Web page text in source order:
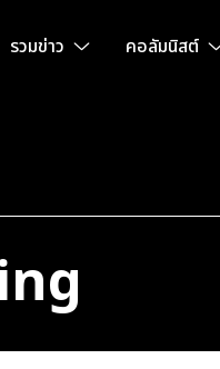
รวมข่าว คอลัมนิสต์